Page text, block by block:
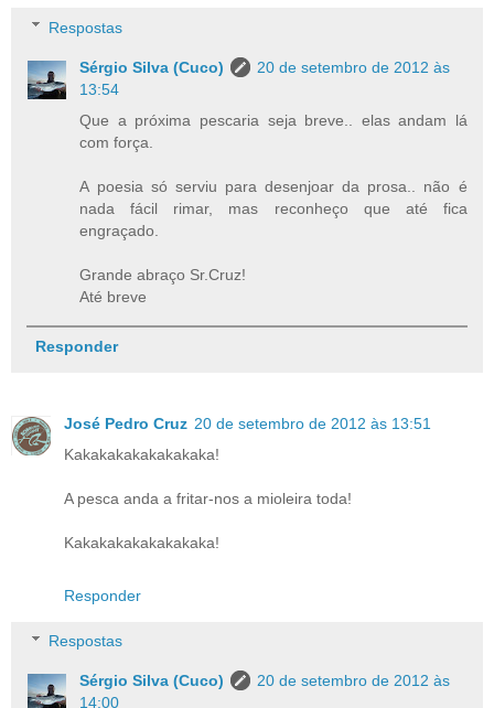
Respostas
Sérgio Silva (Cuco)
20 de setembro de 2012 às
13:54
Que a próxima pescaria seja breve.. elas andam lá
com força.
A poesia só serviu para desenjoar da prosa.. não é
nada fácil rimar, mas reconheço que até fica
engraçado.
Grande abraço Sr.Cruz!
Até breve
Responder
José Pedro Cruz 20 de setembro de 2012 às 13:51
Kakakakakakakakaka!
A pesca anda a fritar-nos a mioleira toda!
Kakakakakakakakaka!
Responder
Respostas
Sérgio Silva (Cuco)
20 de setembro de 2012 às
14:00